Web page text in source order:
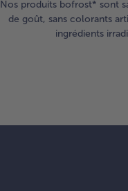
Nos produits bofrost* sont
de goût, sans colorants
ingrédients